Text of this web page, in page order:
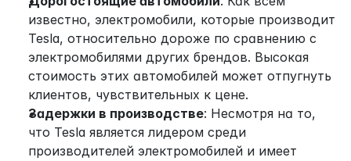
известно, электромобили, которые производит
Tesla, относительно дороже по сравнению с
электромобилями других брендов. Высокая
стоимость этих автомобилей может отпугнуть
клиентов, чувствительных к цене.
Задержки в производстве: Несмотря на то,
что Tesla является лидером среди
производителей электромобилей и имеет